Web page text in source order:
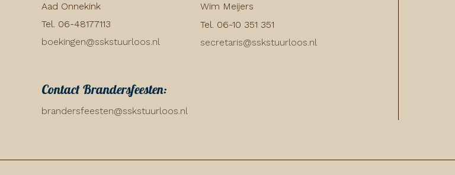
Aad Onnekink
Tel. 06-48177113
boekingen@sskstuurloos.nl
Wim Meijers
Tel. 06-10 351 351
secretaris@sskstuurloos.nl
Contact Brandersfeesten:
brandersfeesten@sskstuurloos.nl